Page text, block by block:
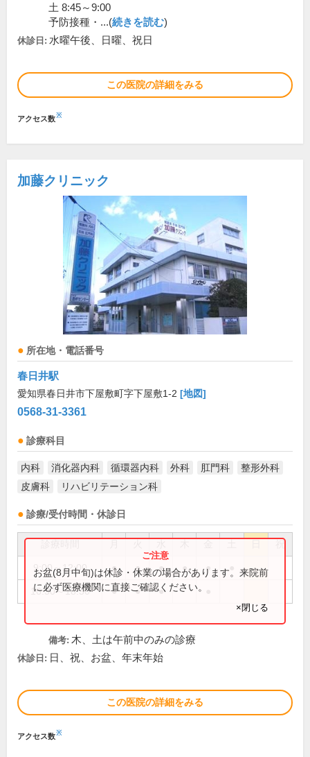
土 8:45～9:00
予防接種・...(続きを読む)
休診日: 水曜午後、日曜、祝日
この医院の詳細をみる
アクセス数※
加藤クリニック
所在地・電話番号
春日井駅
愛知県春日井市下屋敷町字下屋敷1-2 [地図]
0568-31-3361
診療科目
内科 消化器内科 循環器内科 外科 肛門科
整形外科
皮膚科
リハビリテーション科
診療/受付時間・休診日
祝
9:00～12:00 ● ● ● ● ●
16:30～18:30 ● ● ●
お盆(8月中旬)は休診・休業の場合があります。来院前
に必ず医療機関に直接ご確認ください。
×閉じる
備考: 木、土は午前中のみの診療
休診日: 日、祝、お盆、年末年始
この医院の詳細をみる
アクセス数※